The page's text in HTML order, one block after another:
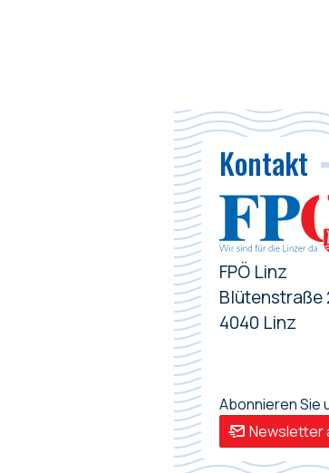
Kontakt
FPÖ Linz
Blütenstraße
4040 Linz
Abonnieren Sie
Newsletter